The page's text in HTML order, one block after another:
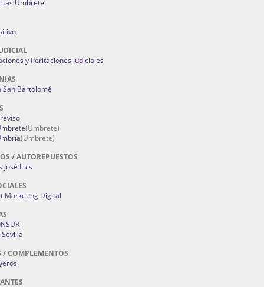
Umbrete
y Peritaciones Judiciales
San Bartolomé
(Umbrete)
(Umbrete)
/ AUTOREPUESTOS
José Luis
Marketing Digital
/ COMPLEMENTOS